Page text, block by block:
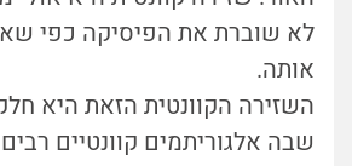
לא שוברת את הפיסיקה כפי
אותה.
השזירה הקוונטית הזאת היא
שבה אלגוריתמים קוונטיים